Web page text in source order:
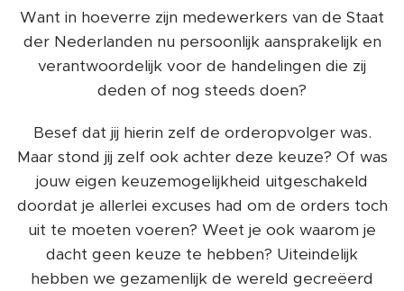
Want in hoeverre zijn medewerkers van de Staat
der Nederlanden nu persoonlijk aansprakelijk en
verantwoordelijk voor de handelingen die zij
deden of nog steeds doen?
Besef dat jij hierin zelf de orderopvolger was.
Maar stond jij zelf ook achter deze keuze? Of was
jouw eigen keuzemogelijkheid uitgeschakeld
doordat je allerlei excuses had om de orders toch
uit te moeten voeren? Weet je ook waarom je
dacht geen keuze te hebben? Uiteindelijk
hebben we gezamenlijk de wereld gecreëerd